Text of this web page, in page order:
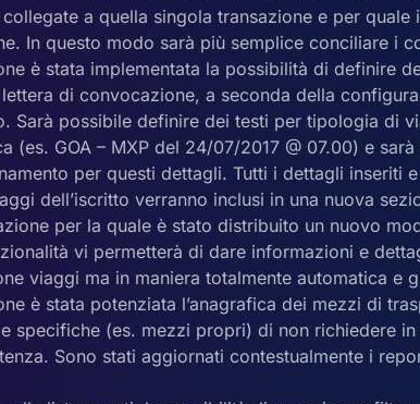
a quella singola transazione e per
In questo modo sarà più semplice conciliare i
è stata implementata la possibilità di definire
di convocazione, a seconda della
Sarà possibile definire dei testi per tipologia di
(es. GOA – MXP del 24/07/2017 @ 07.00) e
per questi dettagli. Tutti i dettagli inseriti
dell’iscritto verranno inclusi in una nuova
per la quale è stato distribuito un nuovo
vi permetterà di dare informazioni e
viaggi ma in maniera totalmente automatica e
è stata potenziata l’anagrafica dei mezzi di
specifiche (es. mezzi propri) di non richiedere
Sono stati aggiornati contestualmente i